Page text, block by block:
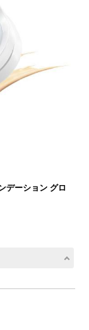
デーション グロ